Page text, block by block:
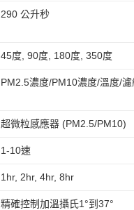
290 公升秒
45度, 90度, 180度, 350度
PM2.5濃度/PM10濃度/溫度/
超微粒感應器 (PM2.5/PM10)
1-10速
1hr, 2hr, 4hr, 8hr
精確控制加溫攝氏1°到37°